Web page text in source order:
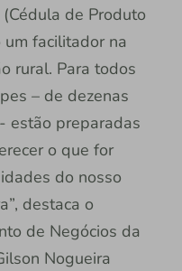
de Produto
um facilitador na
rural. Para todos
– de dezenas
estão preparadas
o que for
do nosso
destaca o
de Negócios da
Nogueira